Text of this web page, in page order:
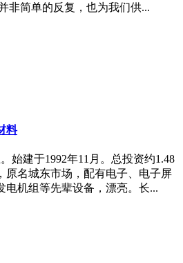
非简单的反复，也为我们供...
料
始建于1992年11月。总投资约1.48
原名城东市场，配有电子、电子屏
电机组等先辈设备，漂亮。长...